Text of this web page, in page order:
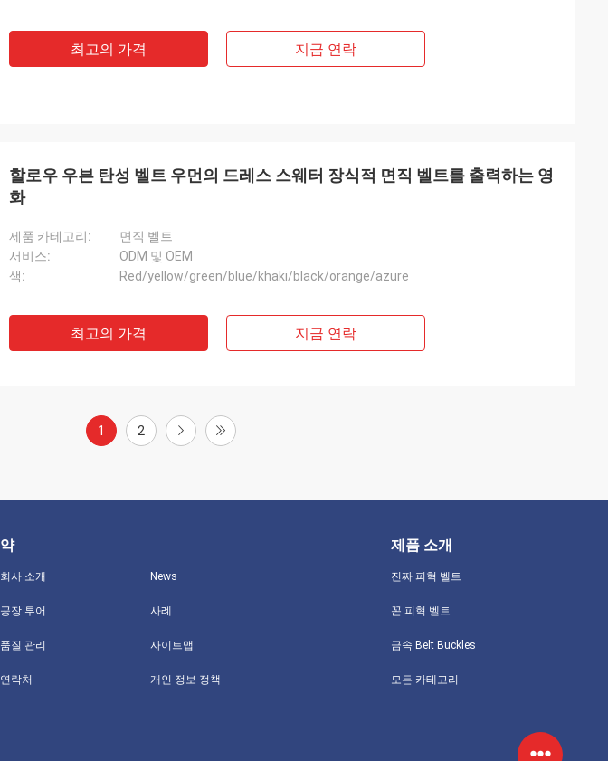
최고의 가격 지금 연락
할로우 우븐 탄성 벨트 우먼의 드레스 스웨터 장식적 면직 벨트를 출력하는 영
화
제품 카테고리:
면직 벨트
서비스:
ODM 및 OEM
색:
Red/yellow/green/blue/khaki/black/orange/azure
최고의 가격 지금 연락
1 2
약
회사 소개
공장 투어
품질 관리
연락처
News
사례
사이트맵
개인 정보 정책
제품 소개
진짜 피혁 벨트
꼰 피혁 벨트
금속 Belt Buckles
모든 카테고리